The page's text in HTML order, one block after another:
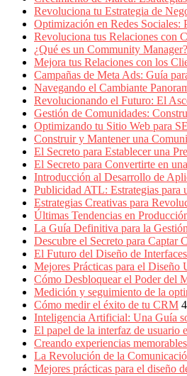
Calidad,
Eventos
Marketing,
Mercadotecnia,
Eventos
Publicitarios,
Colecciónes,
Marcas,
Insigns,
Radio,
Creatividad,
SEO,
SEM,
Free
Press,
RRPP,
Spots,
Comerciales,
Periodismo,
Revistas,
Magazines
ATL,
BTL,
Periódicos
Revoluciona tu Estrategia de
Optimización en Redes Sociales:
Revoluciona tus Relaciones con
¿Qué es un Community
Mejora tus Relaciones con los
Campañas de Meta Ads: Guía
Navegando el Cambiante
Revolucionando el Futuro: El
Gestión de Comunidades:
Optimizando tu Sitio Web para
Construir y Mantener una
El Secreto para Establecer una
El Secreto para Convertirte en
Introducción al Desarrollo de
Publicidad ATL: Estrategias para
Estrategias Creativas para
Últimas Tendencias en
La Guía Definitiva para la
Descubre el Secreto para Captar
El Futuro del Diseño de
Mejores Prácticas para el Diseño
Cómo Desbloquear el Poder del
Medición y seguimiento de la
Cómo medir el éxito de tu CRM
Inteligencia Artificial: Una Guía
El papel de la interfaz de usuario
Creando experiencias
La Revolución de la
Mejores prácticas para el diseño